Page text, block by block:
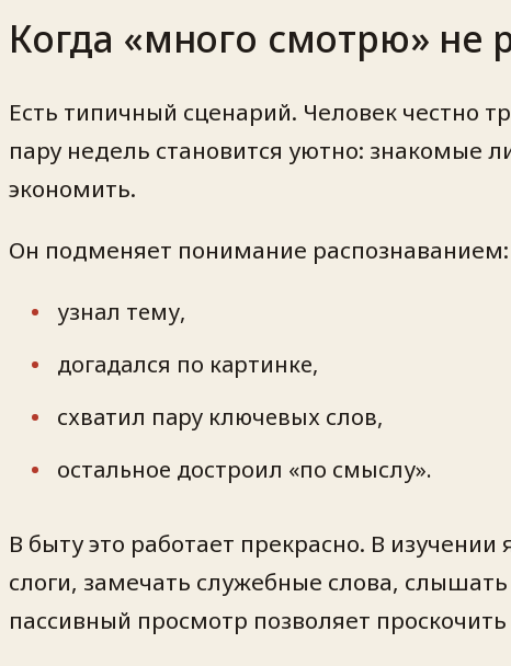
Когда «много смотрю» не
Есть типичный сценарий. Человек честно
пару недель становится уютно: знакомые
экономить.
Он подменяет понимание распознаванием:
узнал тему,
догадался по картинке,
схватил пару ключевых слов,
остальное достроил «по смыслу».
В быту это работает прекрасно. В
слоги, замечать служебные слова,
пассивный просмотр позволяет